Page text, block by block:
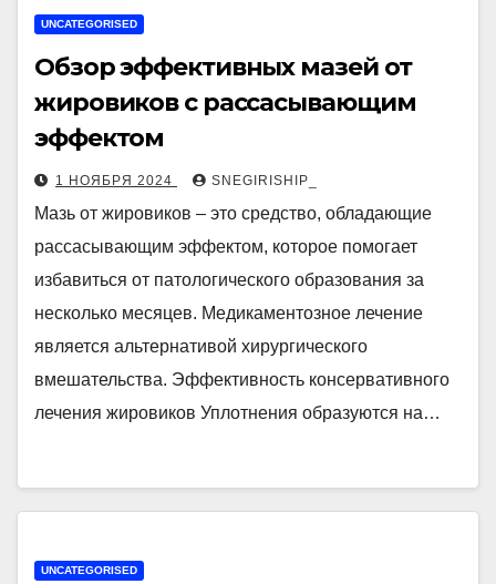
UNCATEGORISED
Обзор эффективных мазей от
жировиков с рассасывающим
эффектом
1 НОЯБРЯ 2024 SNEGIRISHIP_
Мазь от жировиков – это средство, обладающие
рассасывающим эффектом, которое помогает
избавиться от патологического образования за
несколько месяцев. Медикаментозное лечение
является альтернативой хирургического
вмешательства. Эффективность консервативного
лечения жировиков Уплотнения образуются на…
UNCATEGORISED